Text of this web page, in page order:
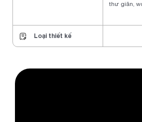
thư giãn,
Loại thiết kế